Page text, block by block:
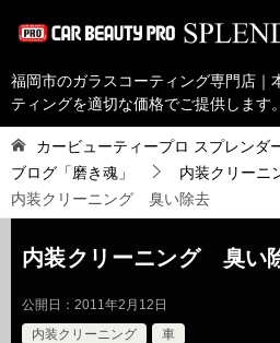
福岡市のガラスコーティング専門店｜
ティングを適切な価格でご提供します。
カービューティープロ スプレンダ
ブログ「磨き魂」
内装クリーニ
内装クリーニング 臭い除去
内装クリーニング 臭い
公開日： 2011年2月12日
内装クリーニング
車